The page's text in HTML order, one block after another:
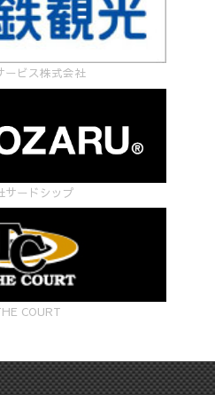
ービス株式会社
サードシップ
COURT